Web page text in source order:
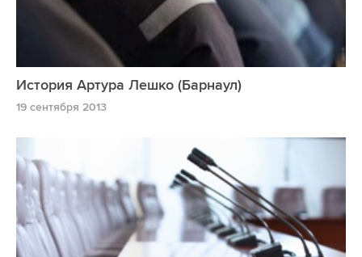
История Артура Лешко (Барнаул)
19 сентября 2013